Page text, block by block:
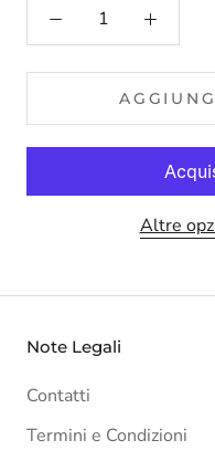
Altre
Note Legali
Contatti
Termini e Condizioni